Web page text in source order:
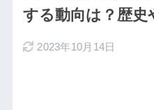
する動向は？歴史
2023年10月14日